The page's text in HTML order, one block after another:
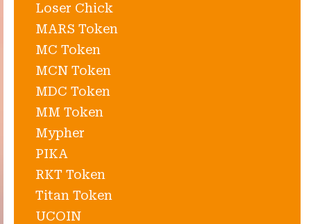
Loser Chick
MARS Token
MC Token
MCN Token
MDC Token
MM Token
Mypher
PIKA
RKT Token
Titan Token
UCOIN